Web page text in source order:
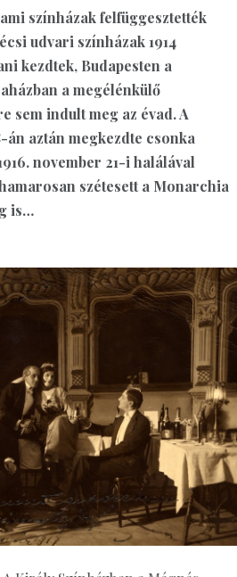
színházak felfüggesztették
udvari színházak 1914
kezdtek, Budapesten a
a megélénkülő
sem indult meg az évad. A
án aztán megkezdte csonka
november 21-i halálával
szétesett a Monarchia
is…